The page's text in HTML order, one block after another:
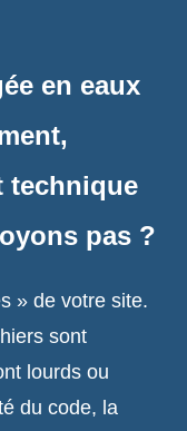
en eaux
technique
pas ?
» de votre site.
sont
lourds ou
du code, la